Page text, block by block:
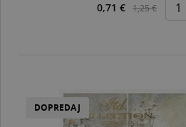
0,71 € 1,25 €
DOPREDAJ